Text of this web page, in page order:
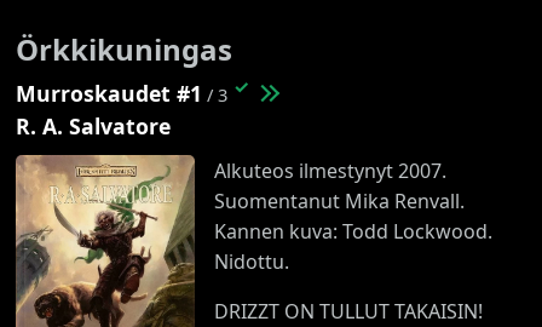
Örkkikuningas
Murroskaudet #1 / 3 ✓
R. A. Salvatore
Alkuteos ilmestynyt 2007.
Suomentanut Mika Renvall.
Kannen kuva: Todd Lockwood.
Nidottu.
DRIZZT ON TULLUT TAKAISIN!